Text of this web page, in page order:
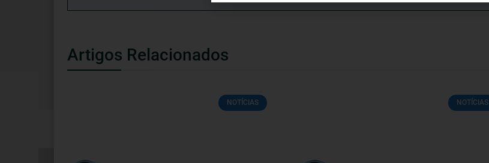
Artigos Relacionados
NOTÍCIAS NOTÍCIAS